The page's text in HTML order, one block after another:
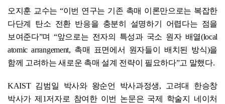
오지훈 교수는 “이번 연구는 기존 촉매 이론만으로는 복잡한
다단계 탄소 전환 반응을 충분히 설명하기 어렵다는 점을
보여준다”며 “앞으로는 전자의 특성과 국소 원자 배열(local
atomic arrangement, 촉매 표면에서 원자들이 배치된 방식)을
함께 고려하는 새로운 촉매 설계 전략이 필요하다”고 말했다.
KAIST 김범일 박사와 왕순언 박사과정생, 고려대 한승창
박사가 제1저자로 참여한 이번 논문은 국제 학술지 네이처